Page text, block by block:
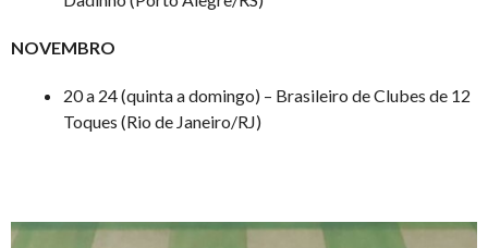
NOVEMBRO
20 a 24 (quinta a domingo) – Brasileiro de Clubes de 12
Toques (Rio de Janeiro/RJ)